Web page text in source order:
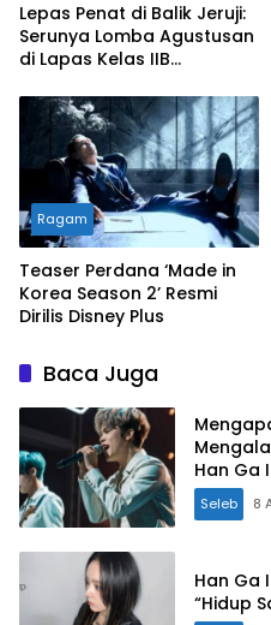
Lepas Penat di Balik Jeruji:
Serunya Lomba Agustusan
di Lapas Kelas IIB
Ragam
Teaser Perdana ‘Made in
Korea Season 2’ Resmi
Dirilis Disney Plus
Baca Juga
Han Ga
Seleb 8
Han Ga
“Hidup